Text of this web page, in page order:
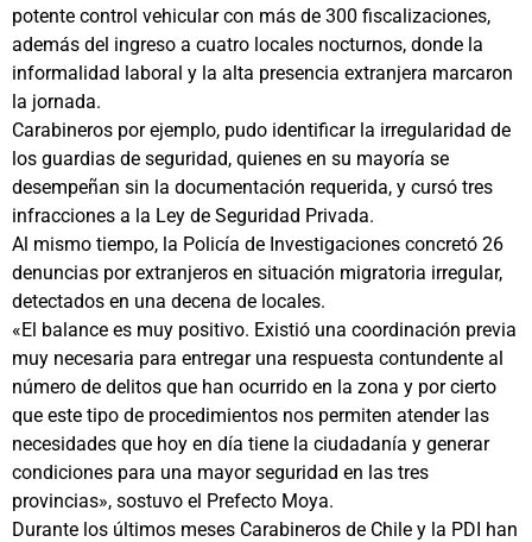
potente control vehicular con más de 300 fiscalizaciones,
además del ingreso a cuatro locales nocturnos, donde la
informalidad laboral y la alta presencia extranjera marcaron
la jornada.
Carabineros por ejemplo, pudo identificar la irregularidad de
los guardias de seguridad, quienes en su mayoría se
desempeñan sin la documentación requerida, y cursó tres
infracciones a la Ley de Seguridad Privada.
Al mismo tiempo, la Policía de Investigaciones concretó 26
denuncias por extranjeros en situación migratoria irregular,
detectados en una decena de locales.
«El balance es muy positivo. Existió una coordinación previa
muy necesaria para entregar una respuesta contundente al
número de delitos que han ocurrido en la zona y por cierto
que este tipo de procedimientos nos permiten atender las
necesidades que hoy en día tiene la ciudadanía y generar
condiciones para una mayor seguridad en las tres
provincias», sostuvo el Prefecto Moya.
Durante los últimos meses Carabineros de Chile y la PDI han